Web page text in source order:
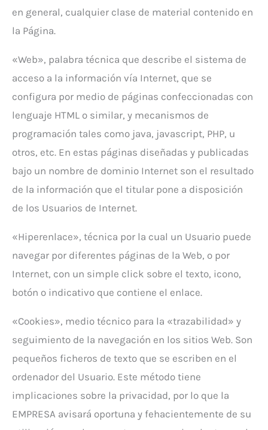
en general, cualquier clase de material contenido en
la Página.
«Web», palabra técnica que describe el sistema de
acceso a la información vía Internet, que se
configura por medio de páginas confeccionadas con
lenguaje HTML o similar, y mecanismos de
programación tales como java, javascript, PHP, u
otros, etc. En estas páginas diseñadas y publicadas
bajo un nombre de dominio Internet son el resultado
de la información que el titular pone a disposición
de los Usuarios de Internet.
«Hiperenlace», técnica por la cual un Usuario puede
navegar por diferentes páginas de la Web, o por
Internet, con un simple click sobre el texto, icono,
botón o indicativo que contiene el enlace.
«Cookies», medio técnico para la «trazabilidad» y
seguimiento de la navegación en los sitios Web. Son
pequeños ficheros de texto que se escriben en el
ordenador del Usuario. Este método tiene
implicaciones sobre la privacidad, por lo que la
EMPRESA avisará oportuna y fehacientemente de su